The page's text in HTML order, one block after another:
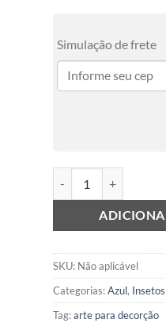
Simulação de frete
SKU: Não aplicável
Categorias:Azul,
Tag:arte para decorção